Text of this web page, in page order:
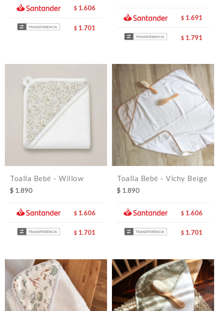
$ 1.606
$ 1.701
$ 1.691
$ 1.791
Toalla Bebé - Willow
$ 1.890
$ 1.606
$ 1.701
Toalla Bebé - Vichy Beige
$ 1.890
$ 1.606
$ 1.701